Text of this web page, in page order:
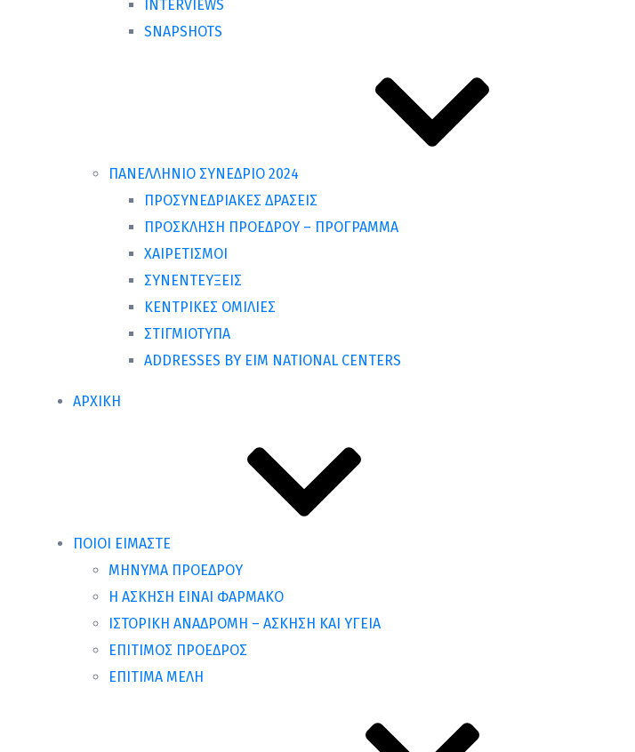
INTERVIEWS
SNAPSHOTS
ΠΑΝΕΛΛΗΝΙΟ ΣΥΝΕΔΡΙΟ 2024
ΠΡΟΣΥΝΕΔΡΙΑΚΕΣ ΔΡΑΣΕΙΣ
ΠΡΟΣΚΛΗΣΗ ΠΡΟΕΔΡΟΥ – ΠΡΟΓΡΑΜΜΑ
ΧΑΙΡΕΤΙΣΜΟΙ
ΣΥΝΕΝΤΕΥΞΕΙΣ
ΚΕΝΤΡΙΚΕΣ ΟΜΙΛΙΕΣ
ΣΤΙΓΜΙΟΤΥΠΑ
ADDRESSES BY EIM NATIONAL CENTERS
ΑΡΧΙΚΗ
ΠΟΙΟΙ ΕΙΜΑΣΤΕ
ΜΗΝΥΜΑ ΠΡΟΕΔΡΟΥ
Η ΑΣΚΗΣΗ ΕΙΝΑΙ ΦΑΡΜΑΚΟ
ΙΣΤΟΡΙΚΗ ΑΝΑΔΡΟΜΗ – ΑΣΚΗΣΗ ΚΑΙ ΥΓΕΙΑ
ΕΠΙΤΙΜΟΣ ΠΡΟΕΔΡΟΣ
ΕΠΙΤΙΜΑ ΜΕΛΗ